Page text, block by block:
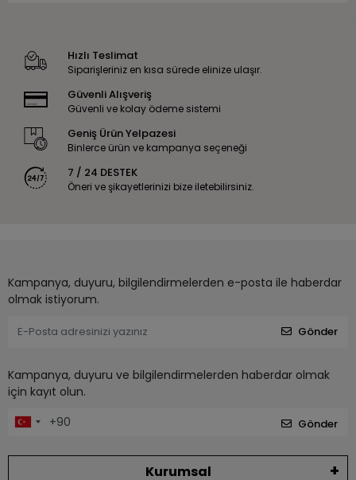
Hızlı Teslimat
Siparişleriniz en kısa sürede elinize ulaşır.
Güvenli Alışveriş
Güvenli ve kolay ödeme sistemi
Geniş Ürün Yelpazesi
Binlerce ürün ve kampanya seçeneği
7 / 24 DESTEK
Öneri ve şikayetlerinizi bize iletebilirsiniz.
Kampanya, duyuru, bilgilendirmelerden e-posta ile haberdar
olmak istiyorum.
Gönder
Kampanya, duyuru ve bilgilendirmelerden haberdar olmak
için kayıt olun.
Gönder
Kurumsal